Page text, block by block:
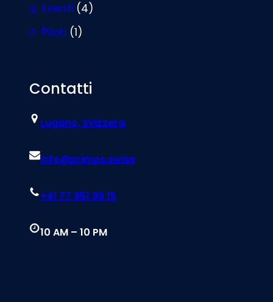
Eventi (4)
Piloti (1)
Contatti
Lugano, Svizzera
info@primos.swiss
+41 77 951 99 15
10 AM – 10 PM